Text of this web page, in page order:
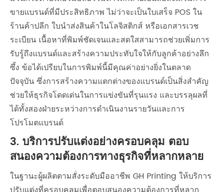
ขายแบรนด์ที่มีประสิทธิภาพ ไม่ว่าจะเป็นใบเสร็จ POS ใน
ร้านค้าปลีก ใบนำส่งสินค้าในโลจิสติกส์ หรือเอกสารเวช
ระเบียน เนื้อหาที่พิมพ์ชัดเจนและสดใสสามารถช่วยเพิ่มการ
รับรู้ถึงแบรนด์และสร้างความประทับใจให้กับลูกค้าอย่างลึก
ซึ้ง ข้อได้เปรียบในการพิมพ์นี้มีคุณค่าอย่างยิ่งในตลาด
ปัจจุบัน ซึ่งการสร้างความแตกต่างของแบรนด์เป็นสิ่งสำคัญ
ช่วยให้ธุรกิจโดดเด่นในการแข่งขันที่รุนแรง และบรรลุผลที่
ได้ทั้งสองฝ่ายระหว่างการดำเนินงานรายวันและการ
โปรโมตแบรนด์
3. บริการปรับแต่งอย่างครอบคลุม ตอบ
สนองความต้องการทางธุรกิจที่หลากหลาย
ในฐานะผู้ผลิตตามสั่งระดับมืออาชีพ GH Printing ให้บริการ